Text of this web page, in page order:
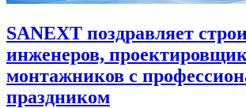
SANEXT поздравляет
инженеров,
монтажников с
праздником